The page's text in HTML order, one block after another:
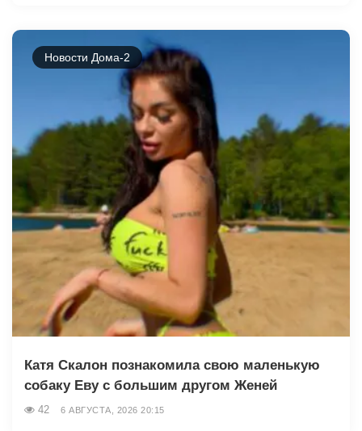
Новости Дома-2
Катя Скалон познакомила свою маленькую
собаку Еву с большим другом Женей
42 6 АВГУСТА, 2026 20:15